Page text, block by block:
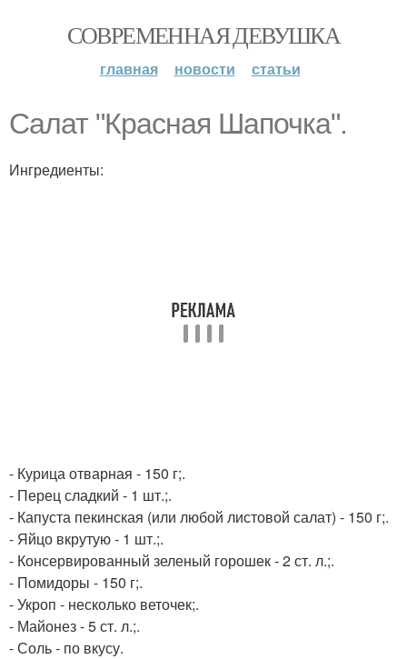
СОВРЕМЕННАЯ ДЕВУШКА
главная новости статьи
Салат "Красная Шапочка".
Ингредиенты:
- Курица отварная - 150 г;.
- Перец сладкий - 1 шт.;.
- Капуста пекинская (или любой листовой салат) - 150 г;.
- Яйцо вкрутую - 1 шт.;.
- Консервированный зеленый горошек - 2 ст. л.;.
- Помидоры - 150 г;.
- Укроп - несколько веточек;.
- Майонез - 5 ст. л.;.
- Соль - по вкусу.